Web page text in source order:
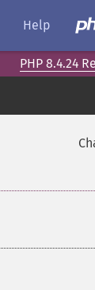
Help
PHP 8.4.24